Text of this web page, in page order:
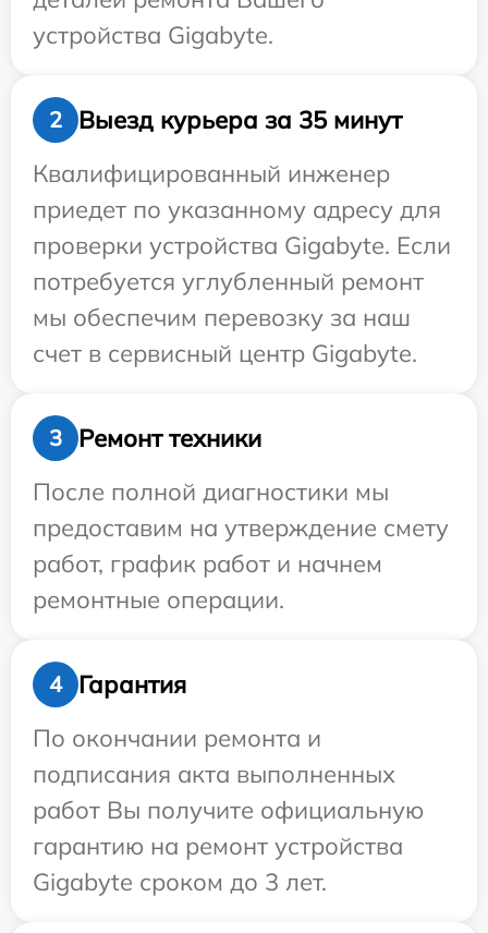
устройства Gigabyte.
2
Выезд курьера за 35 минут
Квалифицированный инженер
приедет по указанному адресу для
проверки устройства Gigabyte. Если
потребуется углубленный ремонт
мы обеспечим перевозку за наш
счет в сервисный центр Gigabyte.
3
Ремонт техники
После полной диагностики мы
предоставим на утверждение смету
работ, график работ и начнем
ремонтные операции.
4
Гарантия
По окончании ремонта и
подписания акта выполненных
работ Вы получите официальную
гарантию на ремонт устройства
Gigabyte сроком до 3 лет.